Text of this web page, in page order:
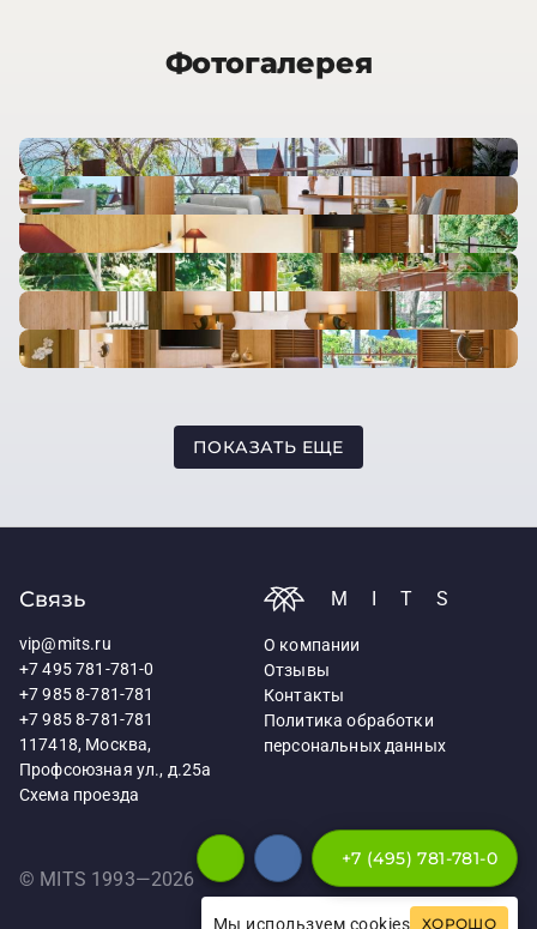
Фотогалерея
ПОКАЗАТЬ ЕЩЕ
Связь
vip@mits.ru
+7 495 781-781-0
+7 985 8-781-781
+7 985 8-781-781
117418, Москва,
Профсоюзная ул., д.25а
Схема проезда
MITS
О компании
Отзывы
Контакты
Политика обработки
персональных данных
© MITS 1993—2026
+7 (495) 781-781-0
Мы используем cookies ХОРОШО